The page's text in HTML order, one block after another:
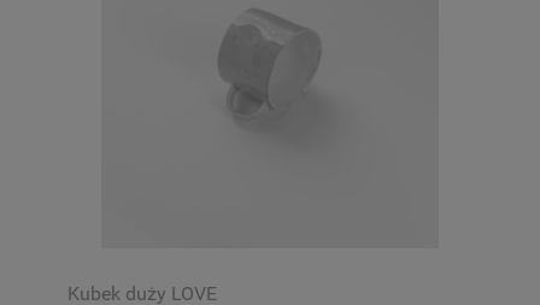
Kubek duży LOVE